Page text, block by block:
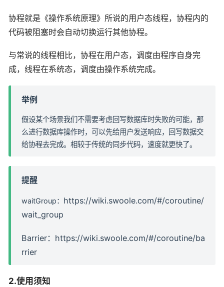
协程就是《操作系统原理》所说的用户态线程，协程内的
代码被阻塞时会自动切换运行其他协程。
与常说的线程相比，协程在用户态，调度由程序自身完
成，线程在系统态，调度由操作系统完成。
举例
假设某个场景我们不需要考虑回写数据库时失败的可能，那
么进行数据库操作时，可以先给用户发送响应，回写数据交
给协程去完成。相较于传统的同步代码，速度就更快了。
提醒
waitGroup： https://wiki.swoole.com/#/coroutine/
wait_group
Barrier： https://wiki.swoole.com/#/coroutine/ba
rrier
2.使用须知